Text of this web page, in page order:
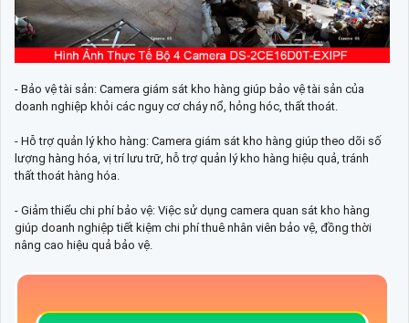
- Bảo vệ tài sản: Camera giám sát kho hàng giúp bảo vệ tài sản của
doanh nghiệp khỏi các nguy cơ cháy nổ, hỏng hóc, thất thoát.
- Hỗ trợ quản lý kho hàng: Camera giám sát kho hàng giúp theo dõi số
lượng hàng hóa, vị trí lưu trữ, hỗ trợ quản lý kho hàng hiệu quả, tránh
thất thoát hàng hóa.
- Giảm thiểu chi phí bảo vệ: Việc sử dụng camera quan sát kho hàng
giúp doanh nghiệp tiết kiệm chi phí thuê nhân viên bảo vệ, đồng thời
nâng cao hiệu quả bảo vệ.